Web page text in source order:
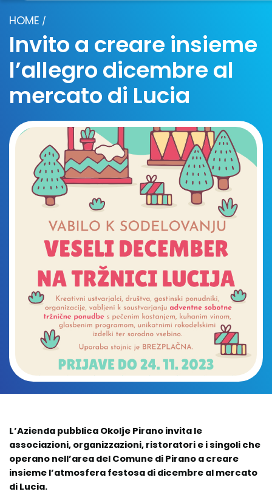
HOME /
Invito a creare insieme
l’allegro dicembre al
mercato di Lucia
L’Azienda pubblica Okolje Pirano invita le
associazioni, organizzazioni, ristoratori e i singoli che
operano nell’area del Comune di Pirano a creare
insieme l’atmosfera festosa di dicembre al mercato
di Lucia.